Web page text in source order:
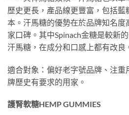
歷史更長，產品線更豐富，包括
本。汗馬糖的優勢在於品牌知名度
家口碑。其中Spinach金糖是較新
汗馬糖，在成分和口感上都有改良
適合對象：偏好老字號品牌、注重
牌歷史有要求的用家。
護腎軟糖HEMP GUMMIES